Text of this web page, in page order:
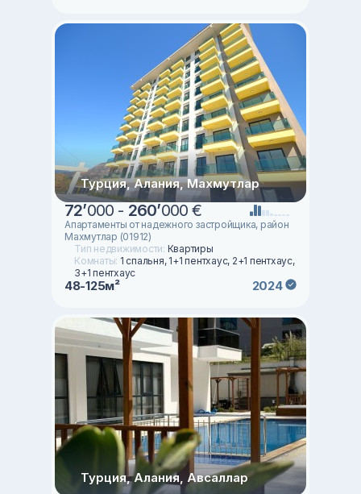
Турция, Алания, Махмутлар
72’000 - 260’000 €
Апартаменты от надежного застройщика, район
Махмутлар (01912)
Тип недвижимости: Квартиры
Комнаты: 1 спальня, 1+1 пентхаус, 2+1 пентхаус,
3+1 пентхаус
48-125м² 2024
Турция, Алания, Авсаллар